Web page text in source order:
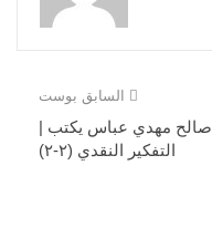
السابق بوست
صالح مهدي عباس يكتب |
التفكير النقدي (٢-٢)